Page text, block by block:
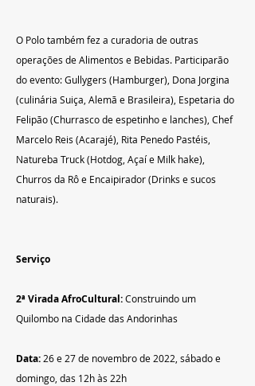
O Polo também fez a curadoria de outras
operações de Alimentos e Bebidas. Participarão
do evento: Gullygers (Hamburger), Dona Jorgina
(culinária Suiça, Alemã e Brasileira), Espetaria do
Felipão (Churrasco de espetinho e lanches), Chef
Marcelo Reis (Acarajé), Rita Penedo Pastéis,
Natureba Truck (Hotdog, Açaí e Milk hake),
Churros da Rô e Encaipirador (Drinks e sucos
naturais).
Serviço
2ª Virada AfroCultural: Construindo um
Quilombo na Cidade das Andorinhas
Data: 26 e 27 de novembro de 2022, sábado e
domingo, das 12h às 22h